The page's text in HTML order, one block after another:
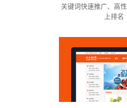
关键词快速推广、高
上排名